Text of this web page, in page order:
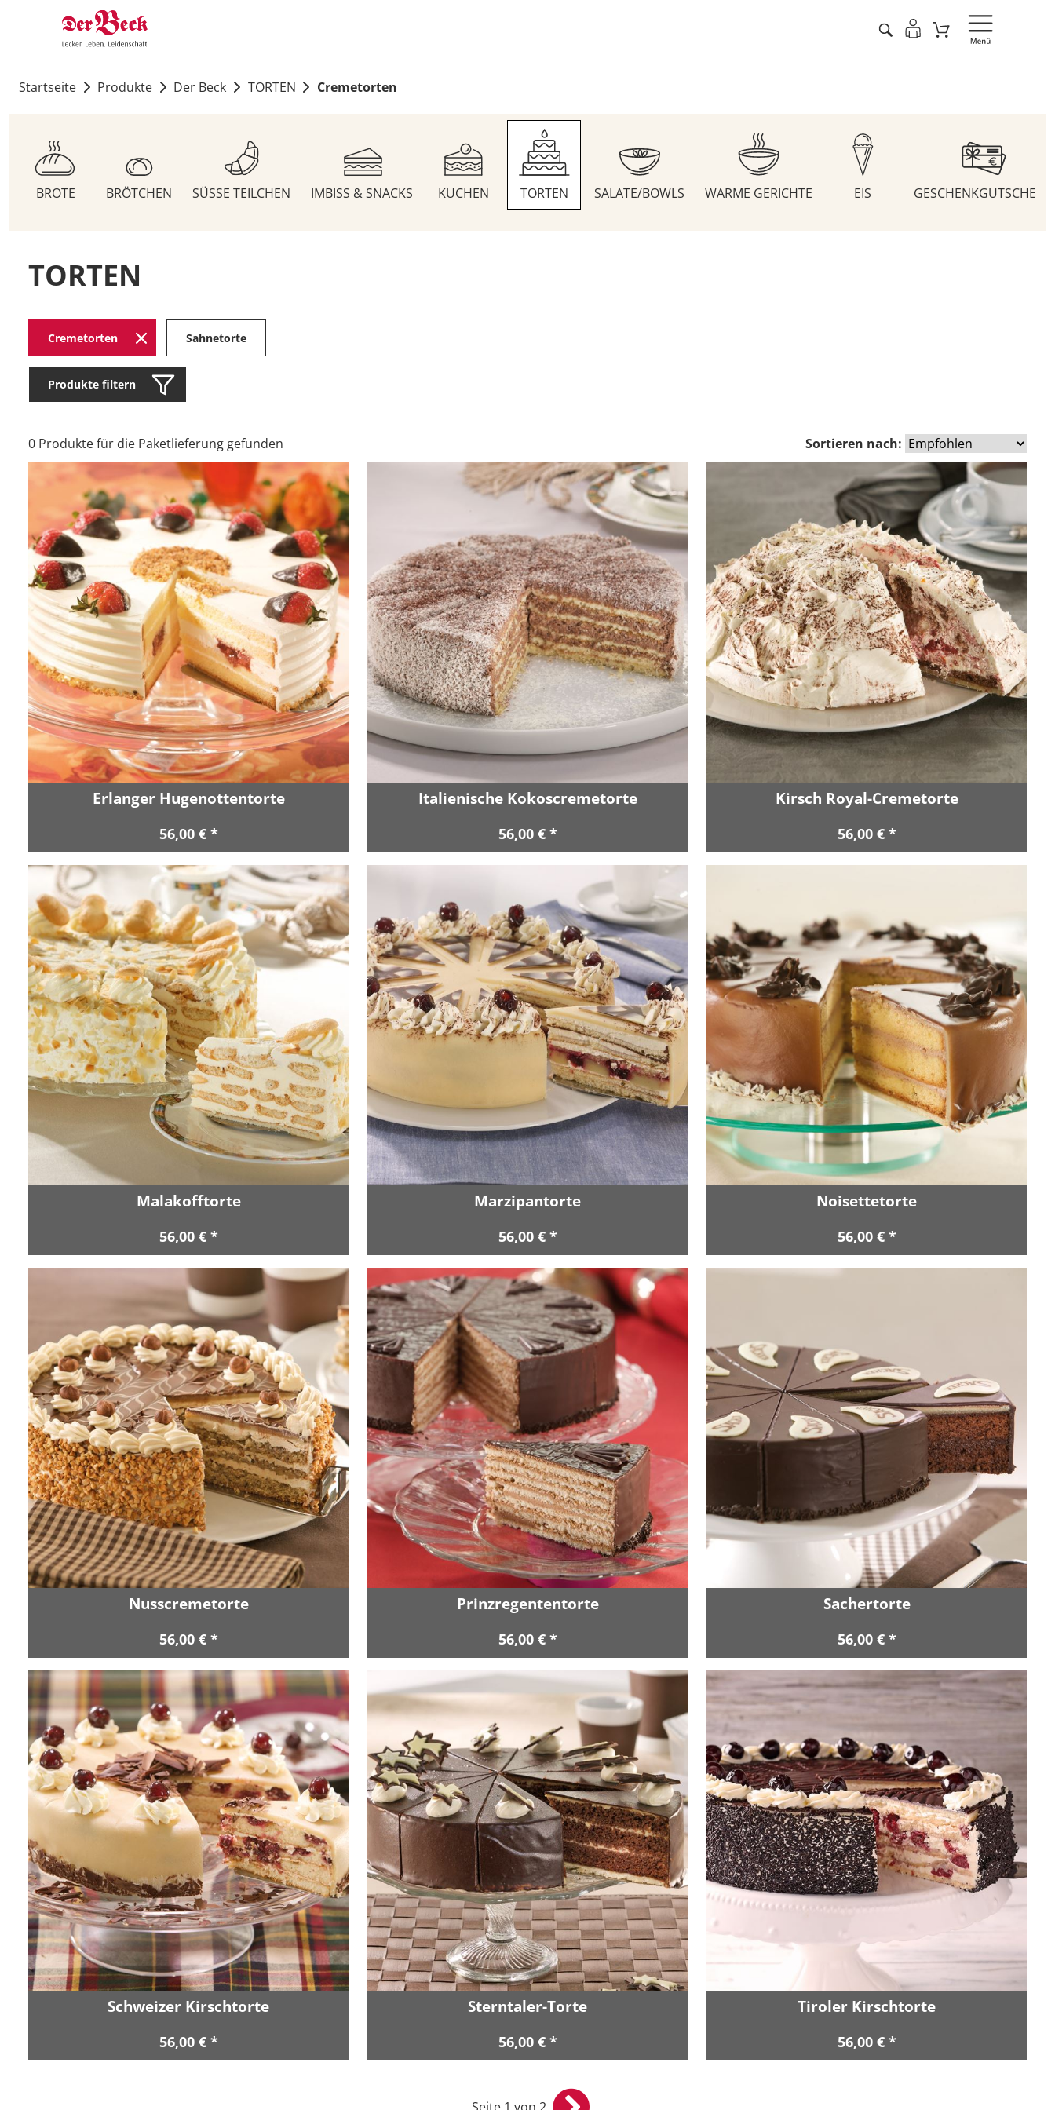
Startseite Produkte Der Beck TORTEN Cremetorten
BROTE BRÖTCHEN SÜSSE TEILCHEN IMBISS & SNACKS KUCHEN TORTEN SALATE/BOWLS WARME GERICHTE EIS GESCHENKGUTSCHEINE
TORTEN
Cremetorten Sahnetorte
Produkte filtern
0 Produkte für die Paketlieferung gefunden Sortieren nach:
Erlanger Hugenottentorte
56,00 € *
Italienische Kokoscremetorte
56,00 € *
Kirsch Royal-Cremetorte
56,00 € *
Malakofftorte
56,00 € *
Marzipantorte
56,00 € *
Noisettetorte
56,00 € *
Nusscremetorte
56,00 € *
Prinzregententorte
56,00 € *
Sachertorte
56,00 € *
Schweizer Kirschtorte
56,00 € *
Sterntaler-Torte
56,00 € *
Tiroler Kirschtorte
56,00 € *